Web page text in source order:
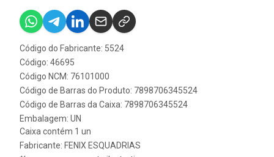
Código do Fabricante: 5524
Código: 46695
Código NCM: 76101000
Código de Barras do Produto: 7898706345524
Código de Barras da Caixa: 7898706345524
Embalagem: UN
Caixa contém 1 un
Fabricante: FENIX ESQUADRIAS